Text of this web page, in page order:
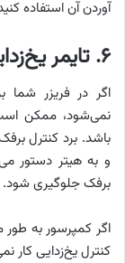
آوردن آن استفاده
۶. تایمر یخ‌زدایی معیوب
اگر در فریزر
نمی‌شود، ممکن
باشد. برد کنترل
و به هیتر دستور
برفک جلوگیری شود.
اگر کمپرسور به طور
کنترل یخ‌زدایی کار